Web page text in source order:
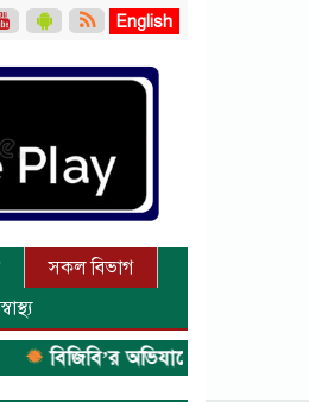
English
সকল বিভাগ
স্বাস্থ্য
বিজিবি’র অভিযানে ইয়াবা জব্দ।